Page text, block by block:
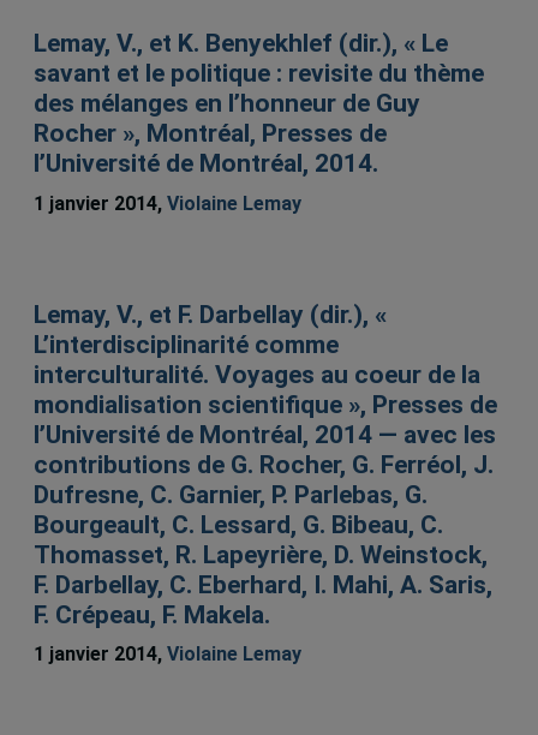
Lemay, V., et K. Benyekhlef (dir.), « Le
savant et le politique : revisite du thème
des mélanges en l’honneur de Guy
Rocher », Montréal, Presses de
l’Université de Montréal, 2014.
1 janvier 2014, Violaine Lemay
Lemay, V., et F. Darbellay (dir.), «
L’interdisciplinarité comme
interculturalité. Voyages au coeur de la
mondialisation scientifique », Presses de
l’Université de Montréal, 2014 — avec les
contributions de G. Rocher, G. Ferréol, J.
Dufresne, C. Garnier, P. Parlebas, G.
Bourgeault, C. Lessard, G. Bibeau, C.
Thomasset, R. Lapeyrière, D. Weinstock,
F. Darbellay, C. Eberhard, I. Mahi, A. Saris,
F. Crépeau, F. Makela.
1 janvier 2014, Violaine Lemay